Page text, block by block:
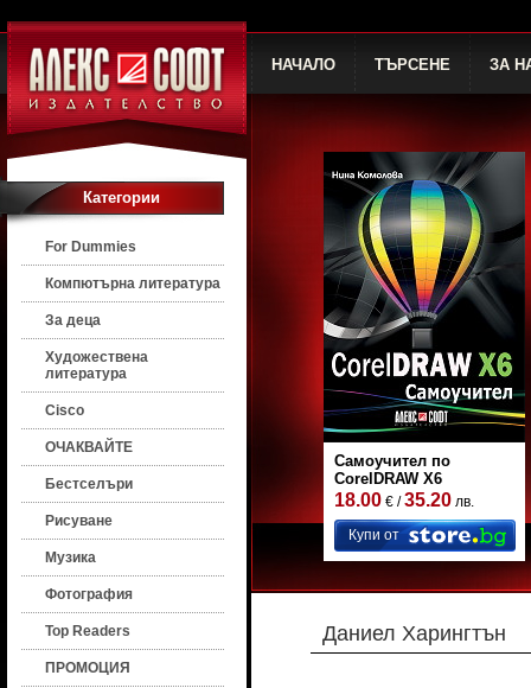
НАЧАЛО ТЪРСЕНЕ ЗА
Категории
For Dummies
Компютърна литература
За деца
Художествена
литература
Cisco
ОЧАКВАЙТЕ
Бестселъри
Рисуване
Музика
Фотография
Top Readers
ПРОМОЦИЯ
Самоучител по
CorelDRAW X6
18.00 € /35.20 лв.
Купи от
Даниел Харингтън